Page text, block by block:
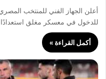
للدخول في معسكر مغلق استعدادًا
أكمل القراءة »